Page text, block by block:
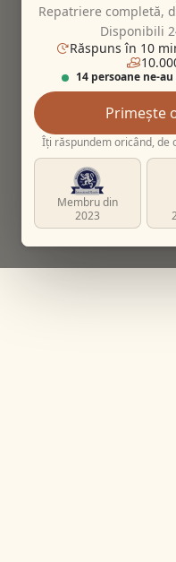
Repatriere completă,
Disponibili
Răspuns în 10
14 persoane ne-
Primește
Îți răspundem oricând,
Membru din
2023